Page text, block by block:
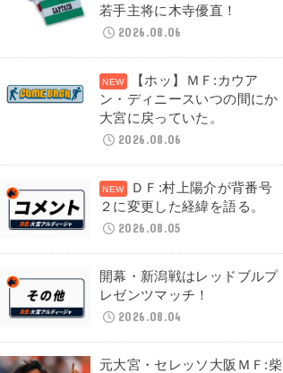
若手主将に木寺優直！
2026.08.06
【ホッ】ＭＦ:カウア
ン・ディニースいつの間にか
大宮に戻っていた。
2026.08.06
ＤＦ:村上陽介が背番号
２に変更した経緯を語る。
2026.08.05
開幕・新潟戦はレッドブルプ
レゼンツマッチ！
2026.08.04
元大宮・セレッソ大阪ＭＦ:柴